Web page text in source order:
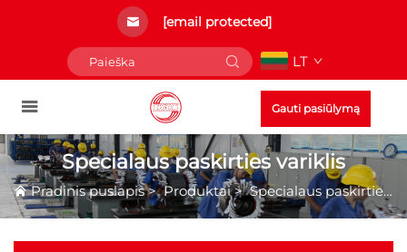
[email protected]
LT
Gauti pasiūlymą
Specialaus paskirties variklis
Pradinis puslapis>Produktai>Specialaus paskirties variklis